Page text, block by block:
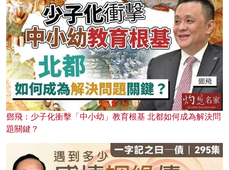
鄧飛：少子化衝擊「中小幼」教育根基 北都如何成為解決問
題關鍵？